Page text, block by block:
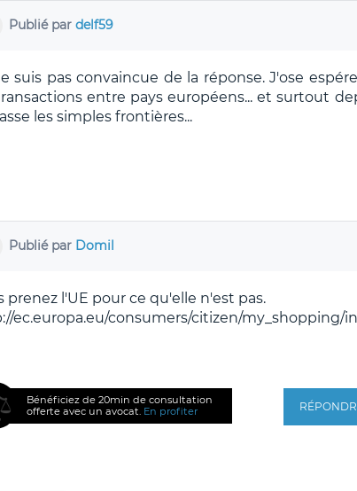
Publié par delf59
suis pas convaincue de la réponse. J'ose
entre pays européens... et surtout
les simples frontières...
Publié par Domil
prenez l'UE pour ce qu'elle n'est pas.
ec.europa.eu/consumers/citizen/my_shopping/
Bénéficiez de 20min de consultation
offerte avec un avocat. En profiter